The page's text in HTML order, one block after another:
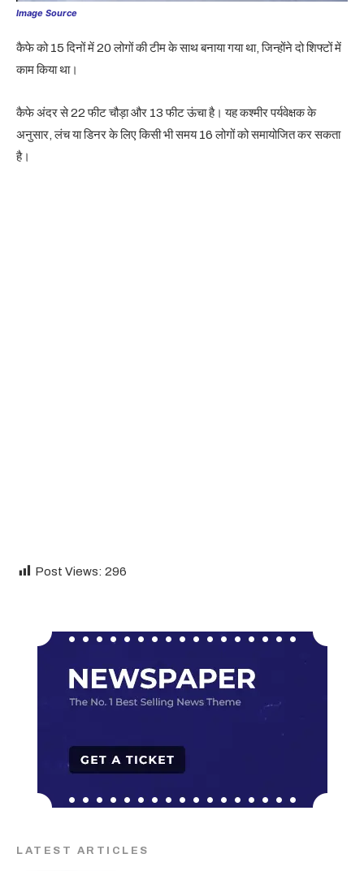
Image Source
कैफे को 15 दिनों में 20 लोगों की टीम के साथ बनाया गया था, जिन्होंने दो शिफ्टों में
काम किया था।
कैफे अंदर से 22 फीट चौड़ा और 13 फीट ऊंचा है। यह कश्मीर पर्यवेक्षक के
अनुसार, लंच या डिनर के लिए किसी भी समय 16 लोगों को समायोजित कर सकता
है।
Post Views: 296
LATEST ARTICLES